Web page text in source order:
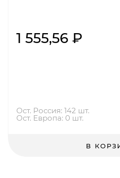
1 555,56 ₽
Ост. Россия: 142 шт.
Ост. Европа: 0 шт.
В